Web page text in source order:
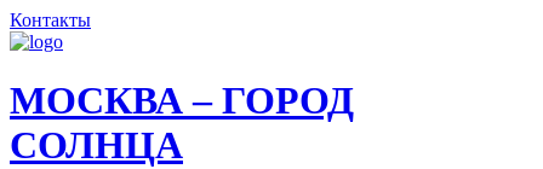
Контакты
МОСКВА – ГОРОД
СОЛНЦА